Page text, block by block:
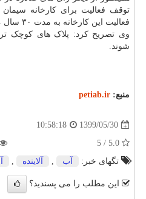
توقف فعالیت برای کارخانه
فعالیت این کارخانه به مدت ۳۰ سال متوقف شده است.
وی تصریح کرد: پلاک های کوچک
شوند.
منبع: petiab.ir
1399/05/30
10:58:18
تگهای خبر:
آب , آلاینده ,
این مطلب را می پسندید؟